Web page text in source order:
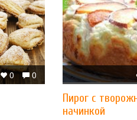
0
0
Пирог с
начинкой